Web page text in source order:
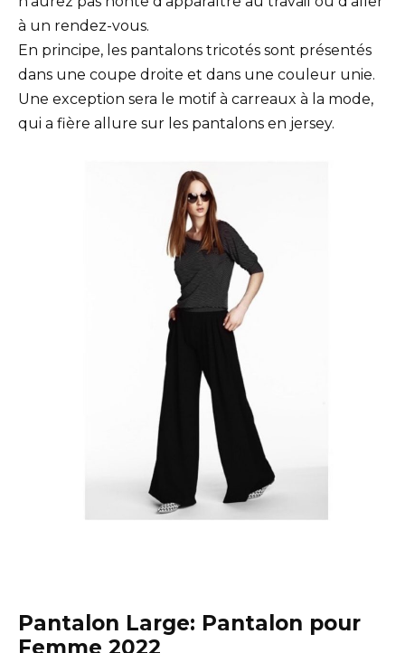
à un rendez-vous.
En principe, les pantalons tricotés sont présentés
dans une coupe droite et dans une couleur unie.
Une exception sera le motif à carreaux à la mode,
qui a fière allure sur les pantalons en jersey.
Pantalon Large: Pantalon pour
Femme 2022